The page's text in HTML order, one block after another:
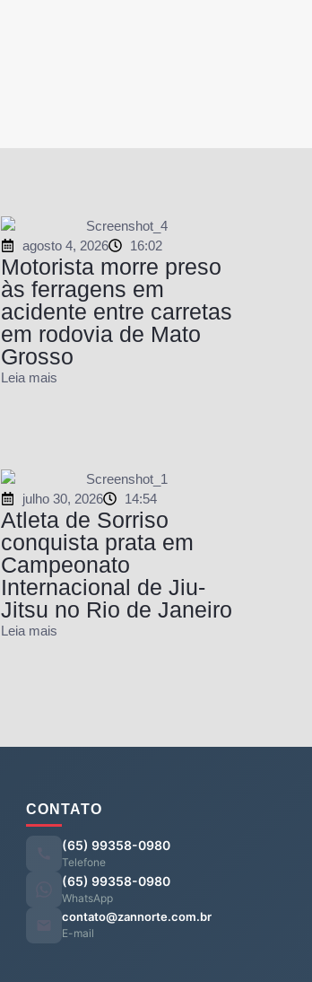
agosto 4, 2026 16:02
Motorista morre preso
às ferragens em
acidente entre carretas
em rodovia de Mato
Grosso
Leia mais
julho 30, 2026 14:54
Atleta de Sorriso
conquista prata em
Campeonato
Internacional de Jiu-
Jitsu no Rio de Janeiro
Leia mais
CONTATO
(65) 99358-0980
Telefone
(65) 99358-0980
WhatsApp
contato@zannorte.com.br
E-mail